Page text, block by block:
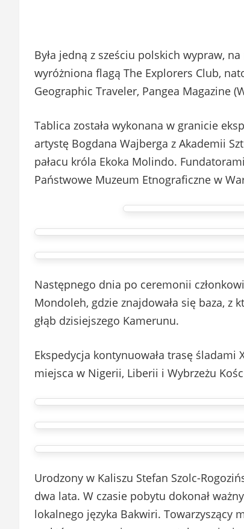
Była jedną z sześciu polskich wypraw,
wyróżniona flagą The Explorers Club,
Geographic Traveler, Pangea Magazine
Tablica została wykonana w granicie
artystę Bogdana Wajberga z Akademii
pałacu króla Ekoka Molindo.
Państwowe Muzeum Etnograficzne w
Następnego dnia po ceremonii
Mondoleh, gdzie znajdowała się baza, z
głąb dzisiejszego Kamerunu.
Ekspedycja kontynuowała trasę
miejsca w Nigerii, Liberii i Wybrzeżu
Urodzony w Kaliszu Stefan Szolc-
dwa lata. W czasie pobytu dokonał
lokalnego języka Bakwiri. Towarzyszący